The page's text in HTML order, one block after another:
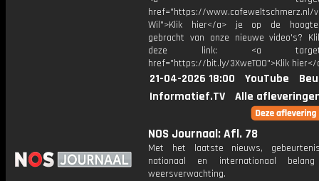
href="https://www.cafeweltschmerz.nl/
Wil">Klik hier</a> je op de
gebracht van onze nieuwe video's?
deze link: <a
href="https://bit.ly/3XweTO0">Klik hier</
21-04-2026 18:00 YouTube
Informatief.TV
Alle
NOS Journaal: Afl. 78
Met het laatste nieuws,
nationaal en internationaal
weersverwachting.